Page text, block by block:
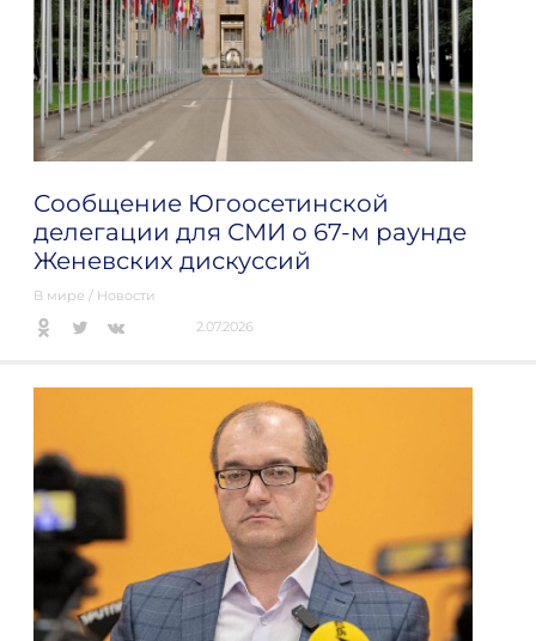
Сообщение Югоосетинской
делегации для СМИ о 67-м раунде
Женевских дискуссий
В мире / Новости
2.07.2026